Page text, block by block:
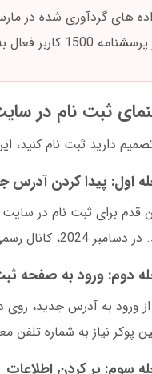
1500 کاربر فعال به دست آمده است.
ثبت نام در
دارید ثبت نام
اول: پیدا کردن آدرس
قدم برای ثبت نام در
کانال رسمی پرشین پوکر تلگرام حذف شد.
دوم: ورود به صفحه
ورود به آدرس جدید، روی
پوکر نیاز به شماره تلفن
سوم: پر کردن اطلاعات